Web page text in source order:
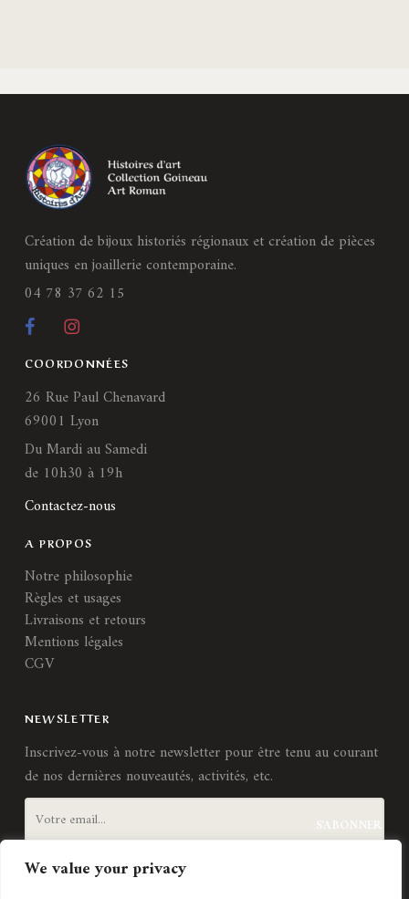
We value your privacy
Création de bijoux historiés régionaux et création de pièces
uniques en joaillerie contemporaine.
04 78 37 62 15
COORDONNÉES
26 Rue Paul Chenavard
69001 Lyon
Du Mardi au Samedi
de 10h30 à 19h
Contactez-nous
A PROPOS
Notre philosophie
Règles et usages
Livraisons et retours
Mentions légales
CGV
NEWSLETTER
Inscrivez-vous à notre newsletter pour être tenu au courant
de nos dernières nouveautés, activités, etc.
J'accepte lestermes et conditions